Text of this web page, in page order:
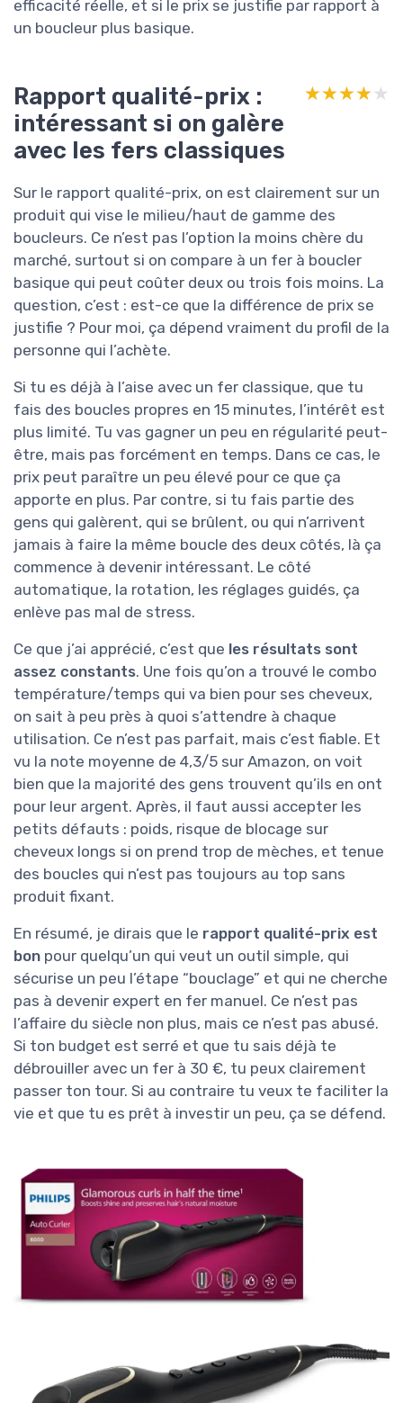
efficacité réelle, et si le prix se justifie par rapport à
un boucleur plus basique.
Rapport qualité-prix :
intéressant si on galère
avec les fers classiques
★★★★★
★★★★★
Sur le rapport qualité-prix, on est clairement sur un
produit qui vise le milieu/haut de gamme des
boucleurs. Ce n’est pas l’option la moins chère du
marché, surtout si on compare à un fer à boucler
basique qui peut coûter deux ou trois fois moins. La
question, c’est : est-ce que la différence de prix se
justifie ? Pour moi, ça dépend vraiment du profil de la
personne qui l’achète.
Si tu es déjà à l’aise avec un fer classique, que tu
fais des boucles propres en 15 minutes, l’intérêt est
plus limité. Tu vas gagner un peu en régularité peut-
être, mais pas forcément en temps. Dans ce cas, le
prix peut paraître un peu élevé pour ce que ça
apporte en plus. Par contre, si tu fais partie des
gens qui galèrent, qui se brûlent, ou qui n’arrivent
jamais à faire la même boucle des deux côtés, là ça
commence à devenir intéressant. Le côté
automatique, la rotation, les réglages guidés, ça
enlève pas mal de stress.
Ce que j’ai apprécié, c’est que les résultats sont
assez constants. Une fois qu’on a trouvé le combo
température/temps qui va bien pour ses cheveux,
on sait à peu près à quoi s’attendre à chaque
utilisation. Ce n’est pas parfait, mais c’est fiable. Et
vu la note moyenne de 4,3/5 sur Amazon, on voit
bien que la majorité des gens trouvent qu’ils en ont
pour leur argent. Après, il faut aussi accepter les
petits défauts : poids, risque de blocage sur
cheveux longs si on prend trop de mèches, et tenue
des boucles qui n’est pas toujours au top sans
produit fixant.
En résumé, je dirais que le rapport qualité-prix est
bon pour quelqu’un qui veut un outil simple, qui
sécurise un peu l’étape “bouclage” et qui ne cherche
pas à devenir expert en fer manuel. Ce n’est pas
l’affaire du siècle non plus, mais ce n’est pas abusé.
Si ton budget est serré et que tu sais déjà te
débrouiller avec un fer à 30 €, tu peux clairement
passer ton tour. Si au contraire tu veux te faciliter la
vie et que tu es prêt à investir un peu, ça se défend.